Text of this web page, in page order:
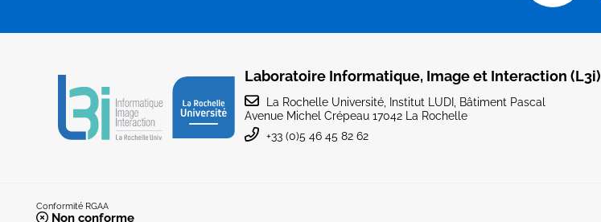
Laboratoire Informatique, Image et Interaction (L3i)
La Rochelle Université, Institut LUDI, Bâtiment Pascal
Avenue Michel Crépeau 17042 La Rochelle
+33 (0)5 46 45 82 62
Conformité RGAA
Non conforme